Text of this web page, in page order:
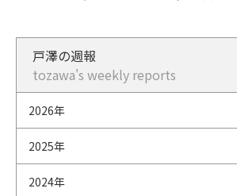
戸澤の週報
tozawa's weekly reports
2026年
2025年
2024年